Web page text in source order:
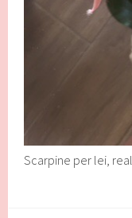
Scarpine per lei,